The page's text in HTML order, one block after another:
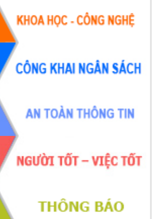
pháp tại Hội
- 2025
Đề án 190
sản
Lắk
tra thực địa
- Buôn Ma
một “di
toàn cầu
Nâng cao đời
mô hình thiết
mắc, đẩy
trọng điểm
Yên
gắn với bảo
hoạch tỉnh
tầm nhìn